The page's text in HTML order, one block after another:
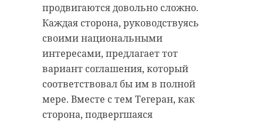
продвигаются довольно сложно.
Каждая сторона, руководствуясь
своими национальными
интересами, предлагает тот
вариант соглашения, который
соответствовал бы им в полной
мере. Вместе с тем Тегеран, как
сторона, подвергшаяся